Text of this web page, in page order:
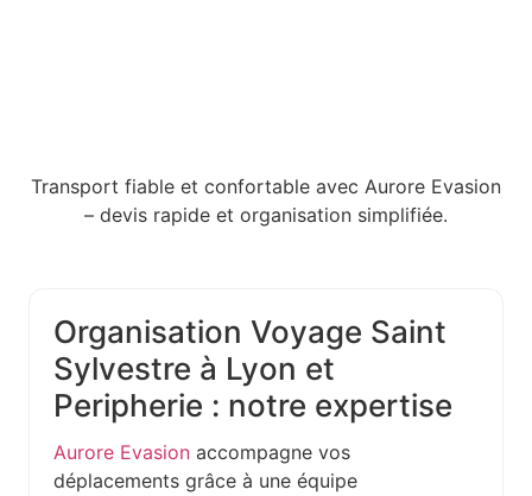
Transport fiable et confortable avec Aurore Evasion
– devis rapide et organisation simplifiée.
Organisation Voyage Saint
Sylvestre à Lyon et
Peripherie : notre expertise
Aurore Evasion accompagne vos
déplacements grâce à une équipe